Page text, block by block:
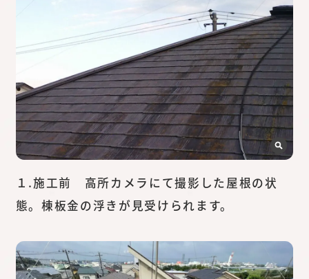
１.施工前 高所カメラにて撮影した屋根の状
態。棟板金の浮きが見受けられます。